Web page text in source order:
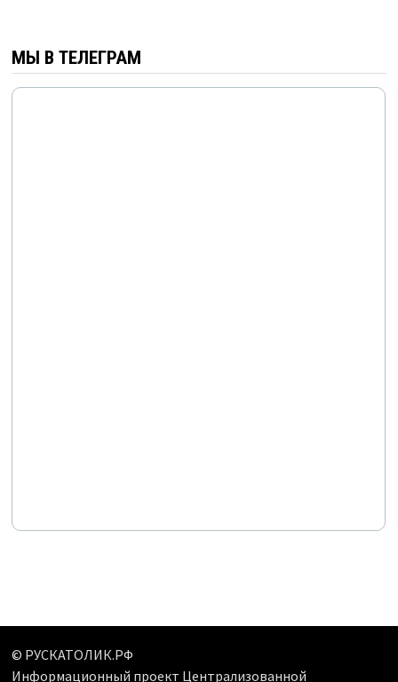
МЫ В ТЕЛЕГРАМ
© РУСКАТОЛИК.РФ
Информационный проект Централизованной